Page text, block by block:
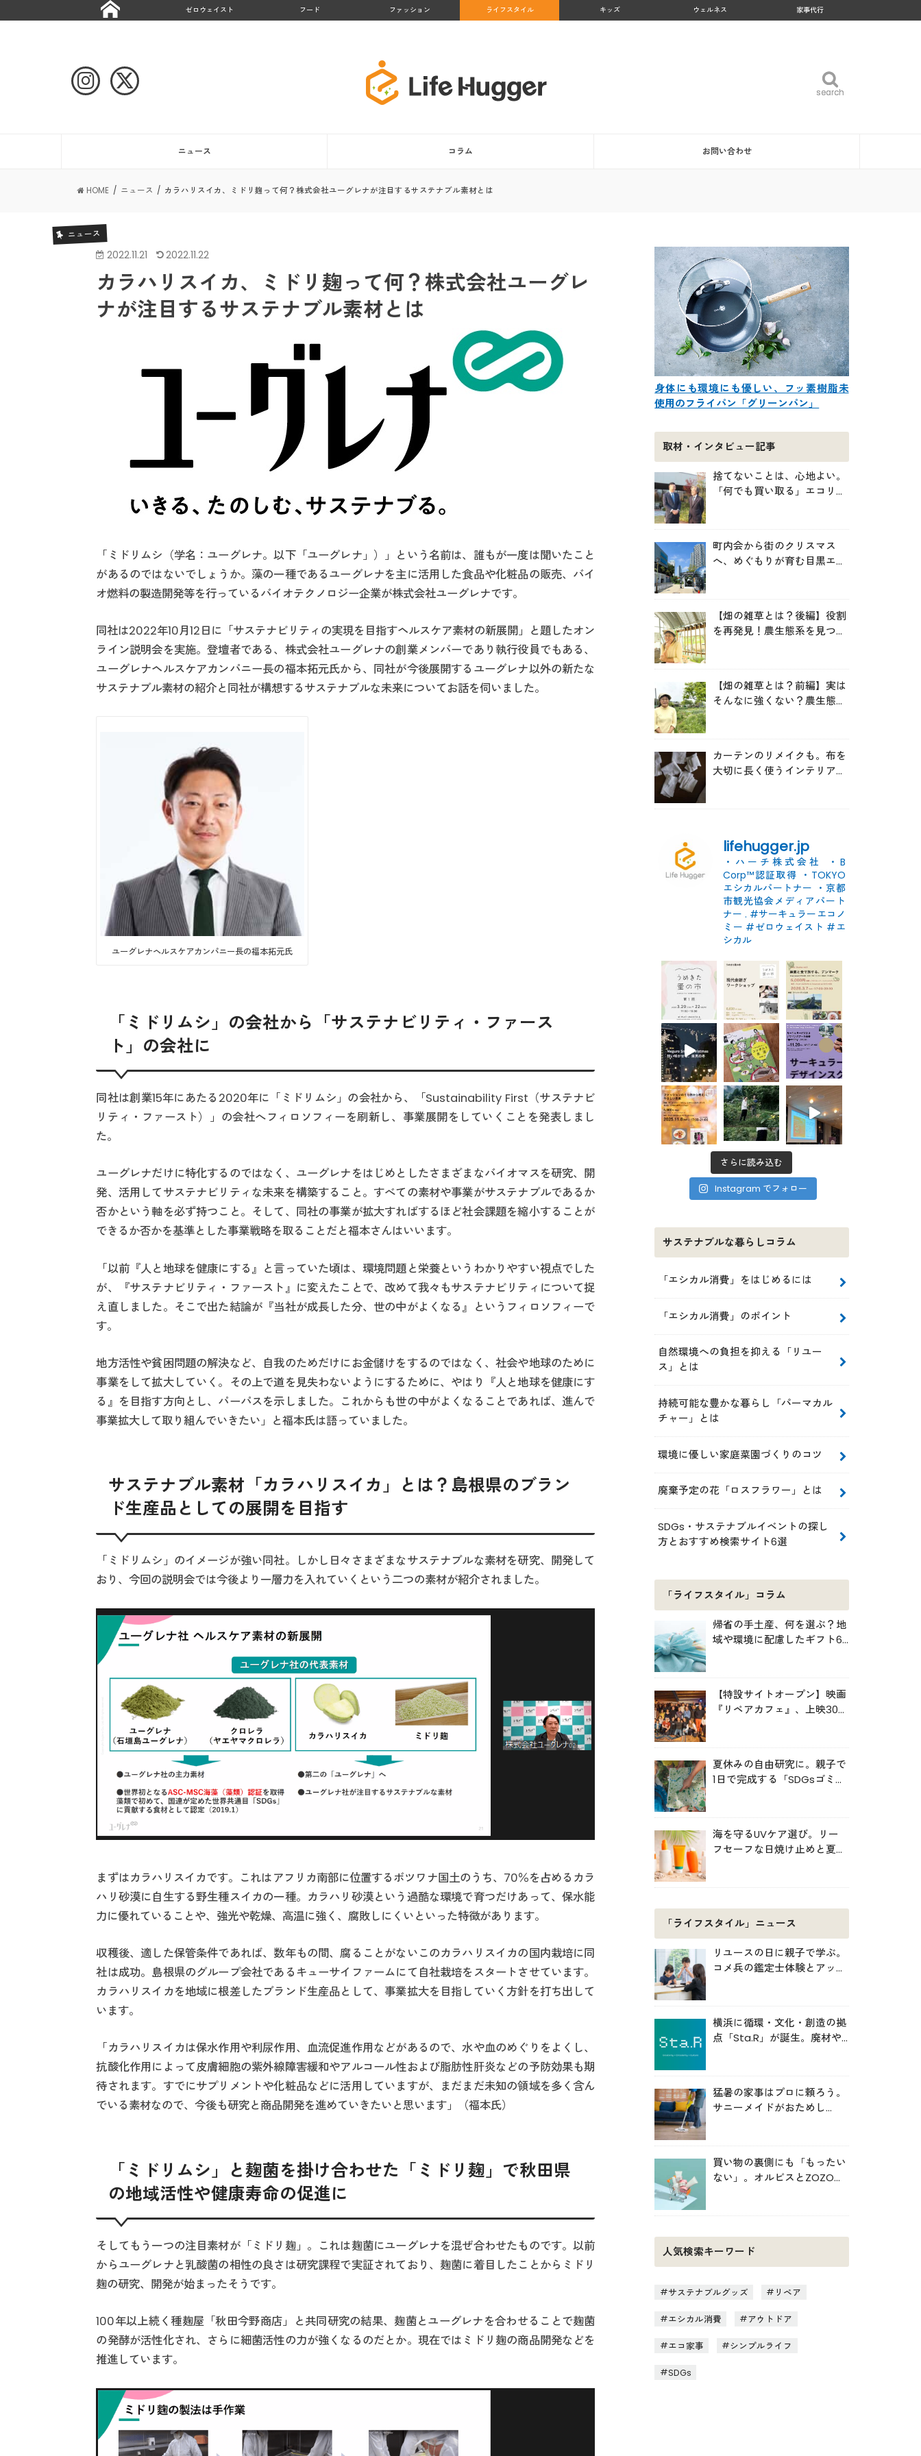
ゼロウェイスト フード ファッション ライフスタイル キッズ ウェルネス 家事代行
search
search
ニュース コラム お問い合わせ
HOME ニュース カラハリスイカ、ミドリ麹って何？株式会社ユーグレナが注目するサステナブル素材とは
ニュース
2022.11.21 2022.11.22
カラハリスイカ、ミドリ麹って何？株式会社ユーグレ
ナが注目するサステナブル素材とは
「ミドリムシ（学名：ユーグレナ。以下「ユーグレナ」）」という名前は、誰もが一度は聞いたこと
があるのではないでしょうか。藻の一種であるユーグレナを主に活用した食品や化粧品の販売、バイ
オ燃料の製造開発等を行っているバイオテクノロジー企業が株式会社ユーグレナです。
同社は2022年10月12日に「サステナビリティの実現を目指すヘルスケア素材の新展開」と題したオン
ライン説明会を実施。登壇者である、株式会社ユーグレナの創業メンバーであり執行役員でもある、
ユーグレナヘルスケアカンパニー長の福本拓元氏から、同社が今後展開するユーグレナ以外の新たな
サステナブル素材の紹介と同社が構想するサステナブルな未来についてお話を伺いました。
ユーグレナヘルスケアカンパニー長の福本拓元氏
「ミドリムシ」の会社から「サステナビリティ・ファース
ト」の会社に
同社は創業15年にあたる2020年に「ミドリムシ」の会社から、「Sustainability First（サステナビ
リティ・ファースト）」の会社へフィロソフィーを刷新し、事業展開をしていくことを発表しまし
た。
ユーグレナだけに特化するのではなく、ユーグレナをはじめとしたさまざまなバイオマスを研究、開
発、活用してサステナビリティな未来を構築すること。すべての素材や事業がサステナブルであるか
否かという軸を必ず持つこと。そして、同社の事業が拡大すればするほど社会課題を縮小することが
できるか否かを基準とした事業戦略を取ることだと福本さんはいいます。
「以前『人と地球を健康にする』と言っていた頃は、環境問題と栄養というわかりやすい視点でした
が、『サステナビリティ・ファースト』に変えたことで、改めて我々もサステナビリティについて捉
え直しました。そこで出た結論が『当社が成長した分、世の中がよくなる』というフィロソフィーで
す。
地方活性や貧困問題の解決など、自我のためだけにお金儲けをするのではなく、社会や地球のために
事業をして拡大していく。その上で道を見失わないようにするために、やはり『人と地球を健康にす
る』を目指す方向とし、パーパスを示しました。これからも世の中がよくなることであれば、進んで
事業拡大して取り組んでいきたい」と福本氏は語っていました。
サステナブル素材「カラハリスイカ」とは？島根県のブラン
ド生産品としての展開を目指す
「ミドリムシ」のイメージが強い同社。しかし日々さまざまなサステナブルな素材を研究、開発して
おり、今回の説明会では今後より一層力を入れていくという二つの素材が紹介されました。
まずはカラハリスイカです。これはアフリカ南部に位置するボツワナ国土のうち、70％を占めるカラ
ハリ砂漠に自生する野生種スイカの一種。カラハリ砂漠という過酷な環境で育つだけあって、保水能
力に優れていることや、強光や乾燥、高温に強く、腐敗しにくいといった特徴があります。
収穫後、適した保管条件であれば、数年もの間、腐ることがないこのカラハリスイカの国内栽培に同
社は成功。島根県のグループ会社であるキューサイファームにて自社栽培をスタートさせています。
カラハリスイカを地域に根差したブランド生産品として、事業拡大を目指していく方針を打ち出して
います。
「カラハリスイカは保水作用や利尿作用、血流促進作用などがあるので、水や血のめぐりをよくし、
抗酸化作用によって皮膚細胞の紫外線障害緩和やアルコール性および脂肪性肝炎などの予防効果も期
待されます。すでにサプリメントや化粧品などに活用していますが、まだまだ未知の領域を多く含ん
でいる素材なので、今後も研究と商品開発を進めていきたいと思います」（福本氏）
「ミドリムシ」と麹菌を掛け合わせた「ミドリ麹」で秋田県
の地域活性や健康寿命の促進に
そしてもう一つの注目素材が「ミドリ麹」。これは麹菌にユーグレナを混ぜ合わせたものです。以前
からユーグレナと乳酸菌の相性の良さは研究課程で実証されており、麹菌に着目したことからミドリ
麹の研究、開発が始まったそうです。
100年以上続く種麹屋「秋田今野商店」と共同研究の結果、麹菌とユーグレナを合わせることで麹菌
の発酵が活性化され、さらに細菌活性の力が強くなるのだとか。現在ではミドリ麹の商品開発などを
推進しています。
身体にも環境にも優しい、フッ素樹脂未
使用のフライパン「グリーンパン」
取材・インタビュー記事
捨てないことは、心地よい。
「何でも買い取る」エコリン
町内会から街のクリスマス
へ、めぐもりが育む目黒エリ
【畑の雑草とは？後編】役割
を再発見！農生態系を見つめ
【畑の雑草とは？前編】実は
そんなに強くない？農生態系
カーテンのリメイクも。布を
大切に長く使うインテリアの
lifehugger.jp
・ハーチ株式会社
・B
Corp™認証取得 ・TOKYO
エシカルパートナー ・京都
市観光協会メディアパート
ナー . #サーキュラーエコノ
ミー #ゼロウェイスト #エ
シカル
さらに読み込む
Instagram でフォロー
サステナブルな暮らしコラム
「エシカル消費」をはじめるには
「エシカル消費」のポイント
自然環境への負担を抑える「リユー
ス」とは
持続可能な豊かな暮らし「パーマカル
チャー」とは
環境に優しい家庭菜園づくりのコツ
廃棄予定の花「ロスフラワー」とは
SDGs・サステナブルイベントの探し
方とおすすめ検索サイト6選
「ライフスタイル」コラム
帰省の手土産、何を選ぶ？地
域や環境に配慮したギフト6
【特設サイトオープン】映画
『リペアカフェ』、上映300
夏休みの自由研究に。親子で
1日で完成する「SDGsゴミ・
海を守るUVケア選び。リー
フセーフな日焼け止めと夏の
「ライフスタイル」ニュース
リユースの日に親子で学ぶ。
コメ兵の鑑定士体験とアップ
横浜に循環・文化・創造の拠
点「Sta.R」が誕生。廃材や
猛暑の家事はプロに頼ろう。
サニーメイドがおためし
買い物の裏側にも「もったい
ない」。オルビスとZOZOが
人気検索キーワード
サステナブルグッズ リペア
エシカル消費 アウトドア
エコ家事 シンプルライフ
SDGs